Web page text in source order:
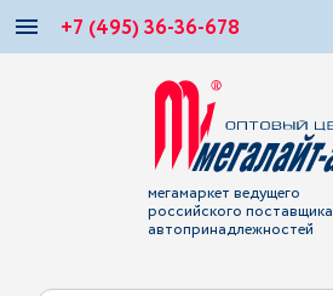
+7 (495) 36-36-678
мегамаркет ведущего
российского поставщика
автопринадлежностей